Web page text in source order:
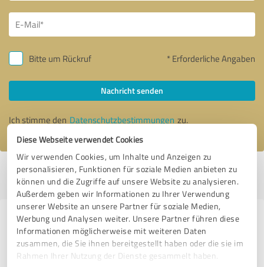
Diese Webseite verwendet Cookies
Wir verwenden Cookies, um Inhalte und Anzeigen zu
personalisieren, Funktionen für soziale Medien anbieten zu
können und die Zugriffe auf unsere Website zu analysieren.
Außerdem geben wir Informationen zu Ihrer Verwendung
unserer Website an unsere Partner für soziale Medien,
Werbung und Analysen weiter. Unsere Partner führen diese
Informationen möglicherweise mit weiteren Daten
zusammen, die Sie ihnen bereitgestellt haben oder die sie im
Rahmen Ihrer Nutzung der Dienste gesammelt haben.
Bitte um Rückruf * Erforderliche Angaben
Nachricht senden
Ich stimme den Datenschutzbestimmungen zu.
Profil aktiv seit 10.06.2015 |Letzte Aktualisierung: 02.07.2015|Profil
melden
Erfahrungen zu weiteren
Anbietern aus dem Bereich
Versicherungsdienstleistungen